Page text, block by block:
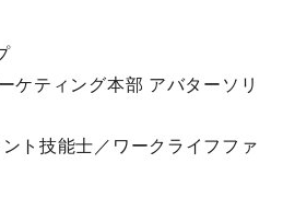
ケティング本部 アバターソリ
ト技能士／ワークライフファ